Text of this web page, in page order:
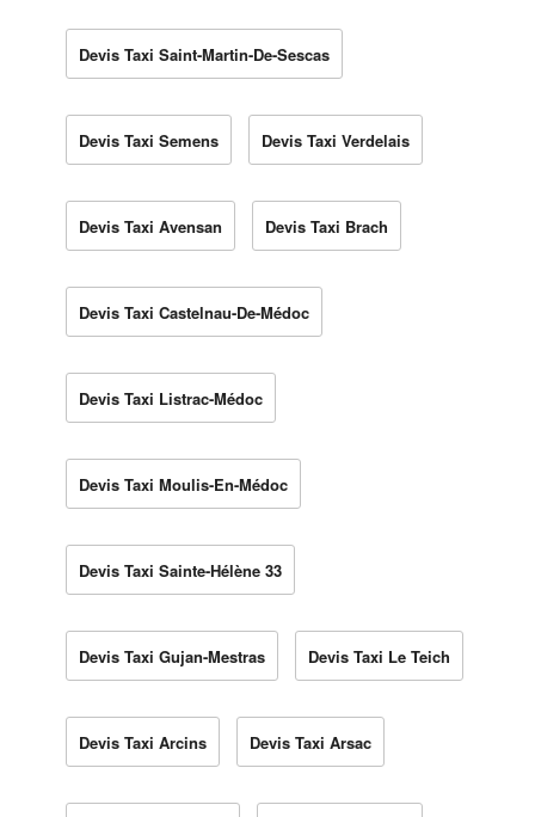
Devis Taxi Saint-Martin-De-Sescas
Devis Taxi Semens Devis Taxi Verdelais
Devis Taxi Avensan Devis Taxi Brach
Devis Taxi Castelnau-De-Médoc
Devis Taxi Listrac-Médoc
Devis Taxi Moulis-En-Médoc
Devis Taxi Sainte-Hélène 33
Devis Taxi Gujan-Mestras Devis Taxi Le Teich
Devis Taxi Arcins Devis Taxi Arsac